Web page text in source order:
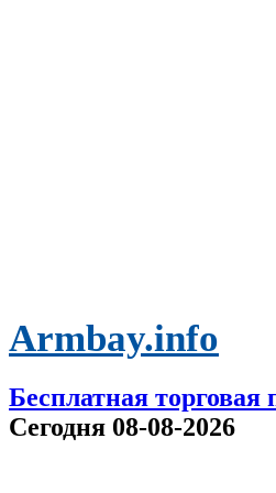
Armbay.info
Бесплатная
Сегодня 08-08-2026